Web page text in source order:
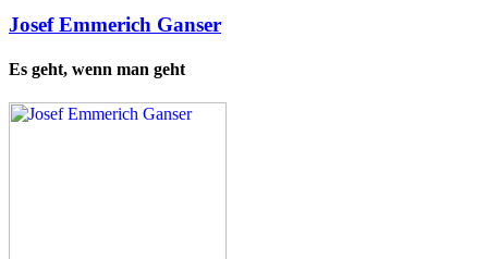
Josef Emmerich Ganser
Es geht, wenn man geht